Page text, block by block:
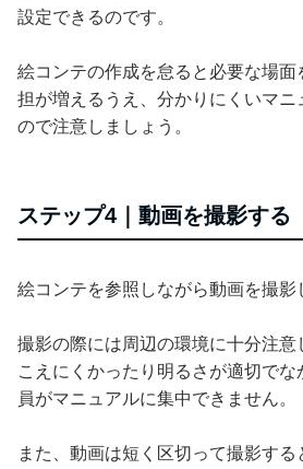
設定できるのです。
絵コンテの作成を怠ると必要な場面
担が増えるうえ、分かりにくいマニ
ので注意しましょう。
ステップ4｜動画を撮影する
絵コンテを参照しながら動画を撮影
撮影の際には周辺の環境に十分注意
こえにくかったり明るさが適切で
員がマニュアルに集中できません。
また、動画は短く区切って撮影す